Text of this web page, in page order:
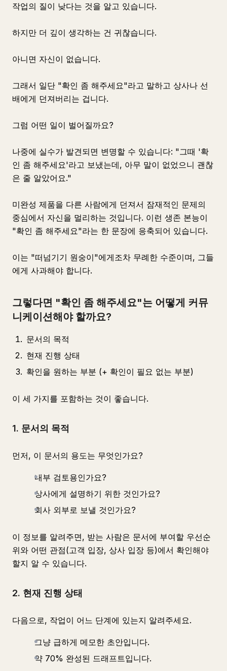
작업의 질이 낮다는 것을 알고 있습니다.
하지만 더 깊이 생각하는 건 귀찮습니다.
아니면 자신이 없습니다.
그래서 일단 "확인 좀 해주세요"라고 말하고 상사나 선
배에게 던져버리는 겁니다.
그럼 어떤 일이 벌어질까요?
나중에 실수가 발견되면 변명할 수 있습니다: "그때 '확
인 좀 해주세요'라고 보냈는데, 아무 말이 없었으니 괜찮
은 줄 알았어요."
미완성 제품을 다른 사람에게 던져서 잠재적인 문제의
중심에서 자신을 멀리하는 것입니다. 이런 생존 본능이
"확인 좀 해주세요"라는 한 문장에 응축되어 있습니다.
이는 "떠넘기기 원숭이"에게조차 무례한 수준이며, 그들
에게 사과해야 합니다.
그렇다면 "확인 좀 해주세요"는 어떻게 커뮤
니케이션해야 할까요?
문서의 목적
현재 진행 상태
확인을 원하는 부분 (+ 확인이 필요 없는 부분)
이 세 가지를 포함하는 것이 좋습니다.
1. 문서의 목적
먼저, 이 문서의 용도는 무엇인가요?
내부 검토용인가요?
상사에게 설명하기 위한 것인가요?
회사 외부로 보낼 것인가요?
이 정보를 알려주면, 받는 사람은 문서에 부여할 우선순
위와 어떤 관점(고객 입장, 상사 입장 등)에서 확인해야
할지 알 수 있습니다.
2. 현재 진행 상태
다음으로, 작업이 어느 단계에 있는지 알려주세요.
그냥 급하게 메모한 초안입니다.
약 70% 완성된 드래프트입니다.